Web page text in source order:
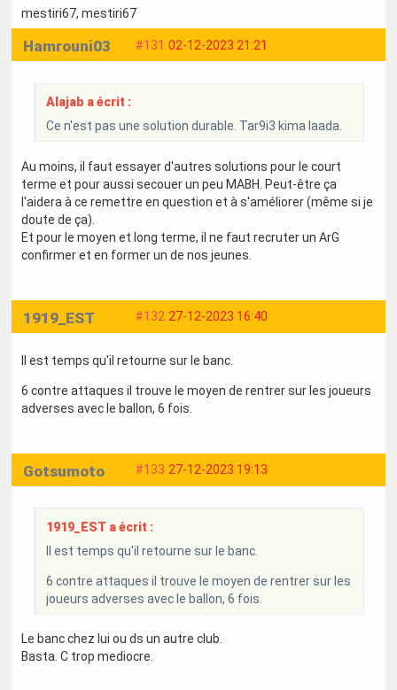
mestiri67, mestiri67
#131 02-12-2023 21:21
Hamrouni03
Alajab a écrit :
Ce n'est pas une solution durable. Tar9i3 kima laada.
Au moins, il faut essayer d'autres solutions pour le court
terme et pour aussi secouer un peu MABH. Peut-être ça
l'aidera à ce remettre en question et à s'améliorer (même si je
doute de ça).
Et pour le moyen et long terme, il ne faut recruter un ArG
confirmer et en former un de nos jeunes.
#132 27-12-2023 16:40
1919_EST
Il est temps qu'il retourne sur le banc.
6 contre attaques il trouve le moyen de rentrer sur les joueurs
adverses avec le ballon, 6 fois.
#133 27-12-2023 19:13
Gotsumoto
1919_EST a écrit :
Il est temps qu'il retourne sur le banc.
6 contre attaques il trouve le moyen de rentrer sur les
joueurs adverses avec le ballon, 6 fois.
Le banc chez lui ou ds un autre club.
Basta. C trop mediocre.